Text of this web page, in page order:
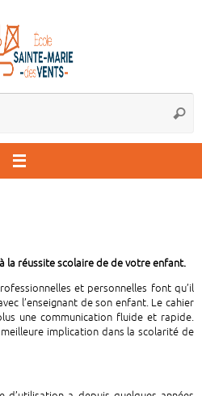
la réussite scolaire de de votre enfant.
et personnelles font qu’il
l’enseignant de son enfant. Le cahier
une communication fluide et rapide.
implication dans la scolarité de